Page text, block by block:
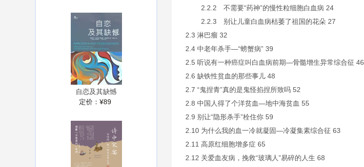
自恋及其缺憾
定价： ¥89
2.2.2 不需要“药神”的慢性粒细胞白血病 24
2.2.3 别让儿童白血病枯萎了祖国的花朵 27
2.3 淋巴瘤 32
2.4 中老年杀手—“螃蟹病” 39
2.5 听说有一种癌症叫白血病前期—骨髓增生异常综合征 46
2.6 缺铁性贫血的那些事儿 48
2.7 “鬼捏青”真的是鬼怪掐捏所致吗 52
2.8 中国人得了个洋贫血—地中海贫血 55
2.9 别让“隐形杀手”栓住你 59
2.10 为什么我的血一冷就凝固—冷凝集素综合征 63
2.11 高原红细胞增多症 65
2.12 关爱血友病，挽救“玻璃人”易碎的人生 68